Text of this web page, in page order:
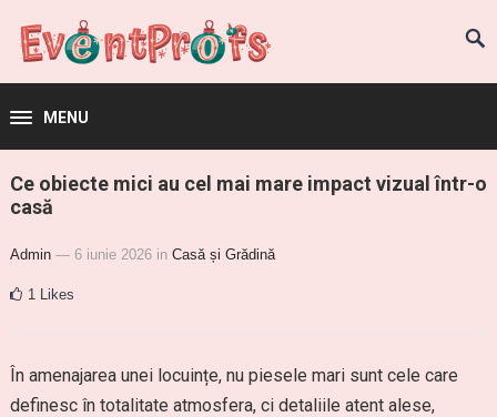
MENU
Ce obiecte mici au cel mai mare impact vizual într-o
casă
Admin — 6 iunie 2026 in Casă și Grădină
1 Likes
În amenajarea unei locuințe, nu piesele mari sunt cele care
definesc în totalitate atmosfera, ci detaliile atent alese,